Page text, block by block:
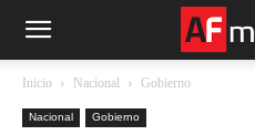
Inicio Nacional Gobierno
Nacional Gobierno